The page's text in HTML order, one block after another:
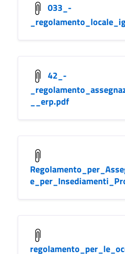
033_-
42_-
__erp.pdf